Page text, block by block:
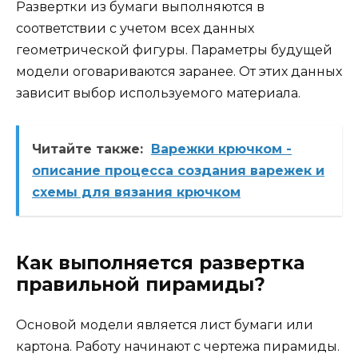
Развертки из бумаги выполняются в
соответствии с учетом всех данных
геометрической фигуры. Параметры будущей
модели оговариваются заранее. От этих данных
зависит выбор используемого материала.
Читайте также:
Варежки крючком -
описание процесса создания варежек и
схемы для вязания крючком
Как выполняется развертка
правильной пирамиды?
Основой модели является лист бумаги или
картона. Работу начинают с чертежа пирамиды.